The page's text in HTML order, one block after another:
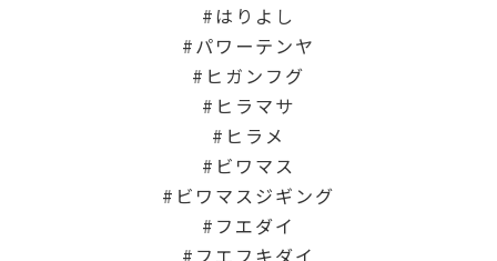
はりよし
パワーテンヤ
ヒガンフグ
ヒラマサ
ヒラメ
ビワマス
ビワマスジギング
フエダイ
フエフキダイ